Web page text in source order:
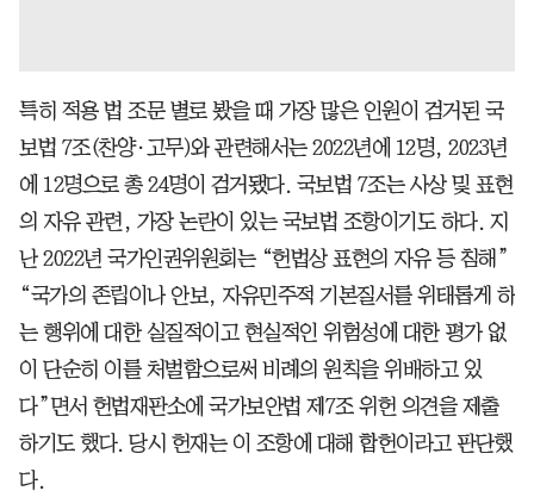
특히 적용 법 조문 별로 봤을 때 가장 많은 인원이 검거된 국
보법 7조(찬양·고무)와 관련해서는 2022년에 12명, 2023년
에 12명으로 총 24명이 검거됐다. 국보법 7조는 사상 및 표현
의 자유 관련, 가장 논란이 있는 국보법 조항이기도 하다. 지
난 2022년 국가인권위원회는 “헌법상 표현의 자유 등 침해”
“국가의 존립이나 안보, 자유민주적 기본질서를 위태롭게 하
는 행위에 대한 실질적이고 현실적인 위험성에 대한 평가 없
이 단순히 이를 처벌함으로써 비례의 원칙을 위배하고 있
다”면서 헌법재판소에 국가보안법 제7조 위헌 의견을 제출
하기도 했다. 당시 헌재는 이 조항에 대해 합헌이라고 판단했
다.